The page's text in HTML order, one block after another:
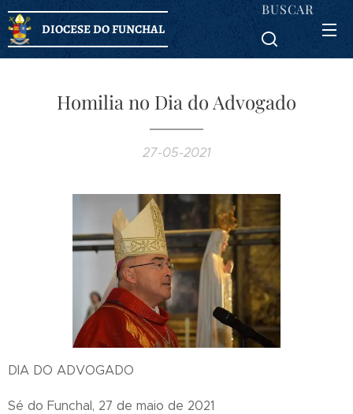
DIOCESE DO FUNCHAL
BUSCAR
Homilia no Dia do Advogado
27-05-2021
DIA DO ADVOGADO
Sé do Funchal, 27 de maio de 2021